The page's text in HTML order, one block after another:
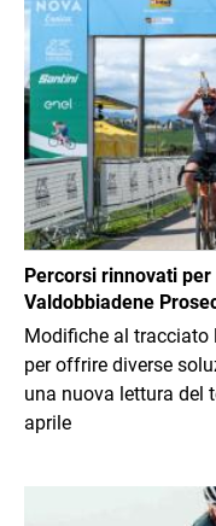
Percorsi rinnovati
Valdobbiadene
Modifiche al tracciato
per offrire diverse
una nuova lettura del
aprile